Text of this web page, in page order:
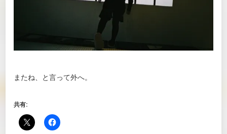
またね、と言って外へ。
共有: